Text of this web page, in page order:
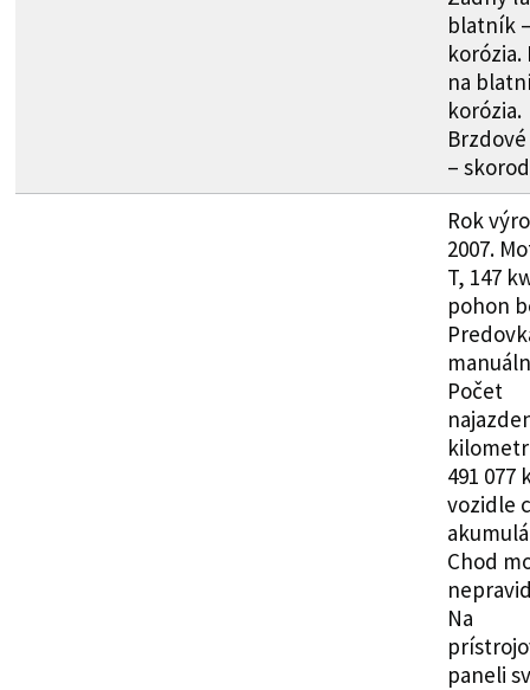
blatník
korózia.
na
korózia.
–
Rok
2007.
T, 147
pohon
Počet
491 077
vozidle
Chod
Na
paneli